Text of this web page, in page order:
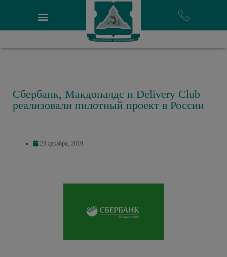
Сбербанк, Макдоналдс и Delivery Club
реализовали пилотный проект в России
23 декабря, 2019